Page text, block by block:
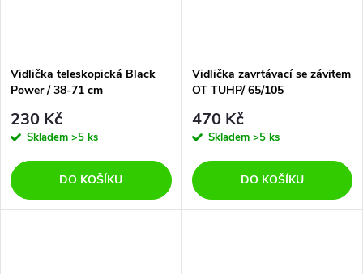
Vidlička teleskopická Black
Power / 38-71 cm
230 Kč
Skladem >5 ks
DO KOŠÍKU
Vidlička zavrtávací se závitem
OT TUHP/ 65/105
470 Kč
Skladem >5 ks
DO KOŠÍKU